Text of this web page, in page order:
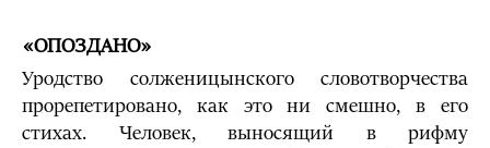
«ОПОЗДАНО»
Уродство солженицынского словотворчества
прорепетировано, как это ни смешно, в его
стихах. Человек, выносящий в рифму